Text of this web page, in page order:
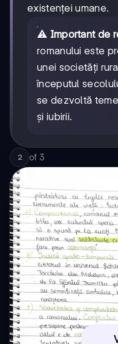
existenței umane.
⚠️ Important de
romanului este
unei societăți
începutul
se dezvoltă
și iubirii.
2 of 3